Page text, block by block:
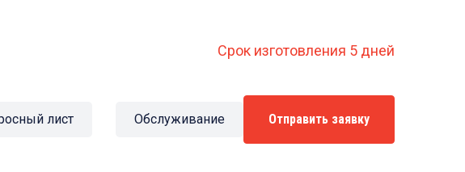
Срок изготовления 5 дней
лист Обслуживание Отправить заявку